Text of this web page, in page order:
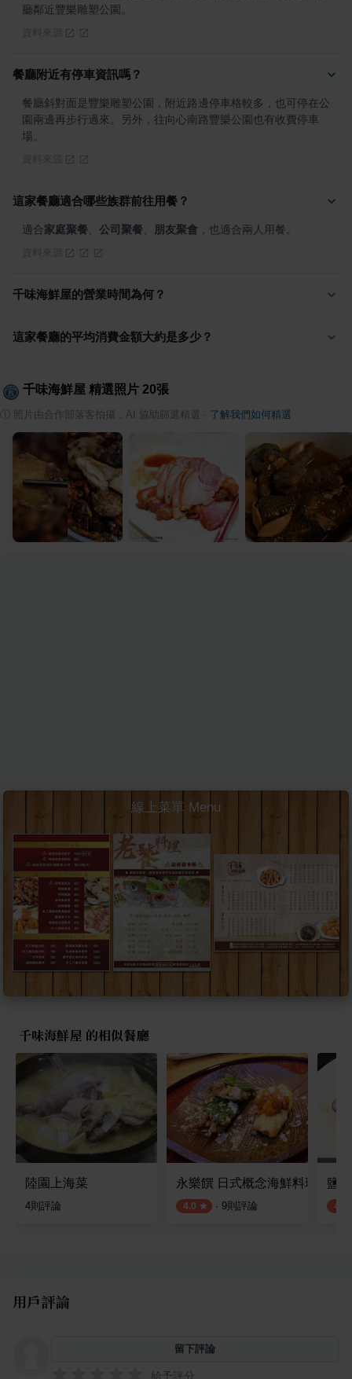
廳鄰近豐樂雕塑公園。
餐廳附近有停車資訊嗎？
餐廳斜對面是豐樂雕塑公園，附近路邊停車格較多，也可停在公
園兩邊再步行過來。另外，往向心南路豐樂公園也有收費停車
場。
這家餐廳適合哪些族群前往用餐？
適合家庭聚餐 公司聚餐 朋友聚會 ，也適合兩人用餐。
千味海鮮屋的營業時間為何？
這家餐廳的平均消費金額大約是多少？
千味海鮮屋 精選照片 20張
照片由合作部落客拍攝，AI 協助篩選精選 了解我們如何精選
線上菜單 Menu
千味海鮮屋 的相似餐廳
陸園上海菜
4則評論
永樂饌 日式概念海鮮料理鍋物
4.0 · 9則評論
鹽
4.1
用戶評論
留下評論
給予評分